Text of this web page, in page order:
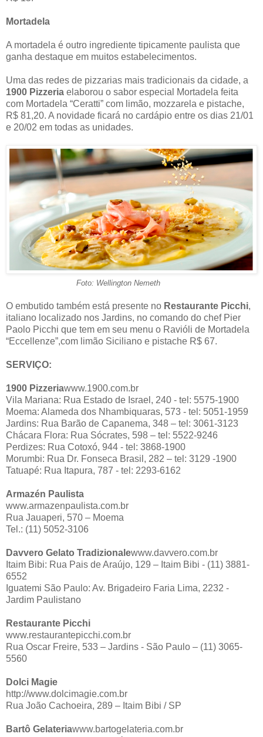
Mortadela
A mortadela é outro ingrediente tipicamente paulista que
ganha destaque em muitos estabelecimentos.
Uma das redes de pizzarias mais tradicionais da cidade, a
1900 Pizzeria elaborou o sabor especial Mortadela feita
com Mortadela “Ceratti” com limão, mozzarela e pistache,
R$ 81,20. A novidade ficará no cardápio entre os dias 21/01
e 20/02 em todas as unidades.
Foto: Wellington Nemeth
O embutido também está presente no Restaurante Picchi,
italiano localizado nos Jardins, no comando do chef Pier
Paolo Picchi que tem em seu menu o Ravióli de Mortadela
“Eccellenze”,com limão Siciliano e pistache R$ 67.
SERVIÇO:
1900 Pizzeriawww.1900.com.br
Vila Mariana: Rua Estado de Israel, 240 - tel: 5575-1900
Moema: Alameda dos Nhambiquaras, 573 - tel: 5051-1959
Jardins: Rua Barão de Capanema, 348 – tel: 3061-3123
Chácara Flora: Rua Sócrates, 598 – tel: 5522-9246
Perdizes: Rua Cotoxó, 944 - tel: 3868-1900
Morumbi: Rua Dr. Fonseca Brasil, 282 – tel: 3129 -1900
Tatuapé: Rua Itapura, 787 - tel: 2293-6162
Armazén Paulista
www.armazenpaulista.com.br
Rua Jauaperi, 570 – Moema
Tel.: (11) 5052-3106
Davvero Gelato Tradizionalewww.davvero.com.br
Itaim Bibi: Rua Pais de Araújo, 129 – Itaim Bibi - (11) 3881-
6552
Iguatemi São Paulo: Av. Brigadeiro Faria Lima, 2232 -
Jardim Paulistano
Restaurante Picchi
www.restaurantepicchi.com.br
Rua Oscar Freire, 533 – Jardins - São Paulo – (11) 3065-
5560
Dolci Magie
http://www.dolcimagie.com.br
Rua João Cachoeira, 289 – Itaim Bibi / SP
Bartô Gelateriawww.bartogelateria.com.br